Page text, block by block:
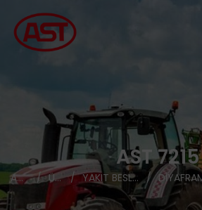
AST 7215
ANASAYFA ÜRÜNLER YAKIT BESLEME POMPALARI